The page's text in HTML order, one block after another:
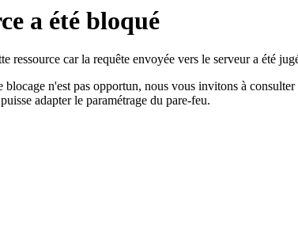
a été bloqué
car la requête envoyée vers le serveur a été
n'est pas opportun, nous vous invitons à consulter
adapter le paramétrage du pare-feu.